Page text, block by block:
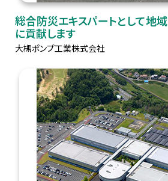
総合防災エキスパートとして地
に貢献します
大槻ポンプ工業株式会社